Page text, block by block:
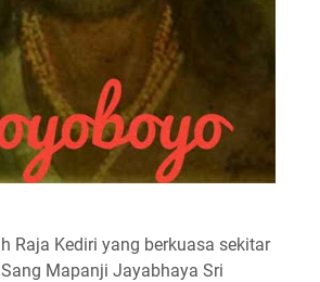
Raja Kediri yang berkuasa sekitar
Mapanji Jayabhaya Sri